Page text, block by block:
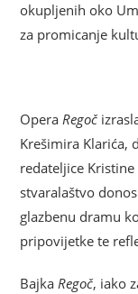
okupljenih oko
za promicanje
OperaRegoč
Krešimira Klarića,
redateljice
stvaralaštvo
glazbenu dramu
pripovijetke te
BajkaRegoč, iako